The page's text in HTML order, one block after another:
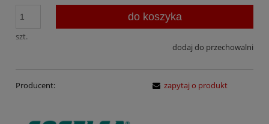
szt.
do koszyka
dodaj do przechowalni
Producent: zapytaj o produkt